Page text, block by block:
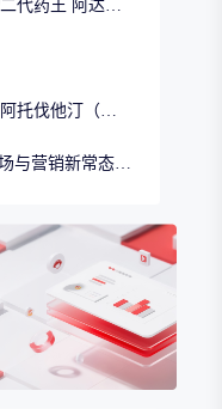
全球"超级重磅炸弹"药物二代药王 阿达木单抗（第二期）
全球"超级重磅炸弹"药物阿托伐他汀（第一期）
第三届DATA+ AI 医药市场与营销新常态研讨会